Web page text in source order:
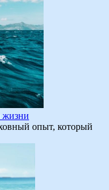
жизни
опыт, который